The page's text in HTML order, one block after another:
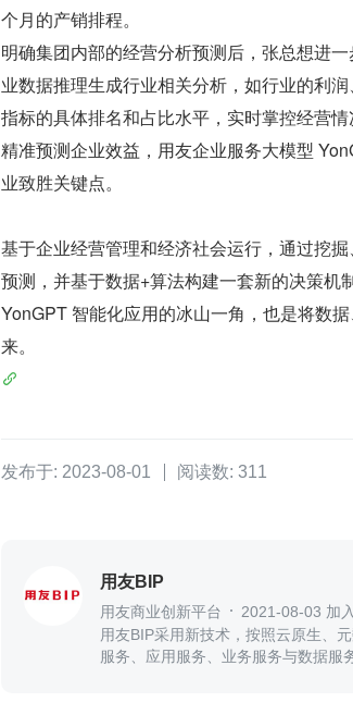
个月的产销排程。
明确集团内部的经营分析预测后，张总想进
业数据推理生成行业相关分析，如行业的利
指标的具体排名和占比水平，实时掌控经营
精准预测企业效益，用友企业服务大模型
业致胜关键点。
基于企业经营管理和经济社会运行，通过挖
预测，并基于数据+算法构建一套新的决策
YonGPT 智能化应用的冰山一角，也是将数
来。
发布于: 2023-08-01 阅读数: 311
用友BIP
用友商业创新平台
2021-08-03 加入
用友BIP采用新技术，按照云原生、
服务、应用服务、业务服务与数据服